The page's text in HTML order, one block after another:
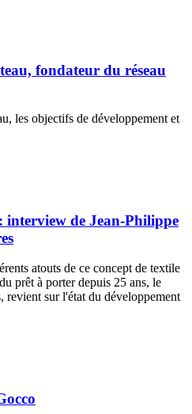
fondateur du réseau
les objectifs de développement et
interview de Jean-Philippe
atouts de ce concept de textile
prêt à porter depuis 25 ans, le
revient sur l'état du développement